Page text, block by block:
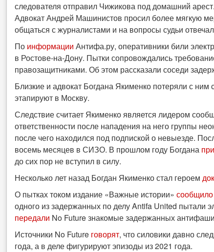
следователя отправил Чижикова под домашний
Адвокат Андрей Машинистов просил более мягкую
общаться с журналистами и на вопросы судьи
По информации Антифа.ру, оперативники били
в Ростове-на-Дону. Пытки сопровождались
правозащитниками. Об этом рассказали соседи
Близкие и адвокат Богдана Якименко потеряли с ним
этапируют в Москву.
Следствие считает Якименко является лидером
ответственности после нападения на него группы
после чего находился под подпиской о невыезде.
восемь месяцев в СИЗО. В прошлом году Богдана
до сих пор не вступил в силу.
Несколько лет назад Богдан Якименко стал героем
О пытках током издание «Важные истории» сообщило
одного из задержанных по делу Antifa United пытали
передали No Future знакомые задержанных
Источники No Future говорят, что силовики давно
года, а в деле фигурируют эпизоды из 2021 года.